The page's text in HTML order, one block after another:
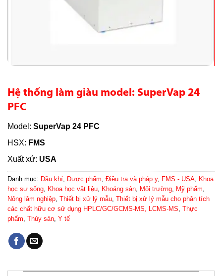
Hệ thống làm giàu model: SuperVap 24
PFC
Model: SuperVap 24 PFC
HSX: FMS
Xuất xứ: USA
Danh mục: Dầu khí, Dược phẩm, Điều tra và pháp y, FMS - USA, Khoa
học sự sống, Khoa học vật liệu, Khoáng sản, Môi trường, Mỹ phẩm,
Nông lâm nghiệp, Thiết bị xử lý mẫu, Thiết bị xử lý mẫu cho phân tích
các chất hữu cơ sử dụng HPLC/GC/GCMS-MS, LCMS-MS, Thực
phẩm, Thủy sản, Y tế